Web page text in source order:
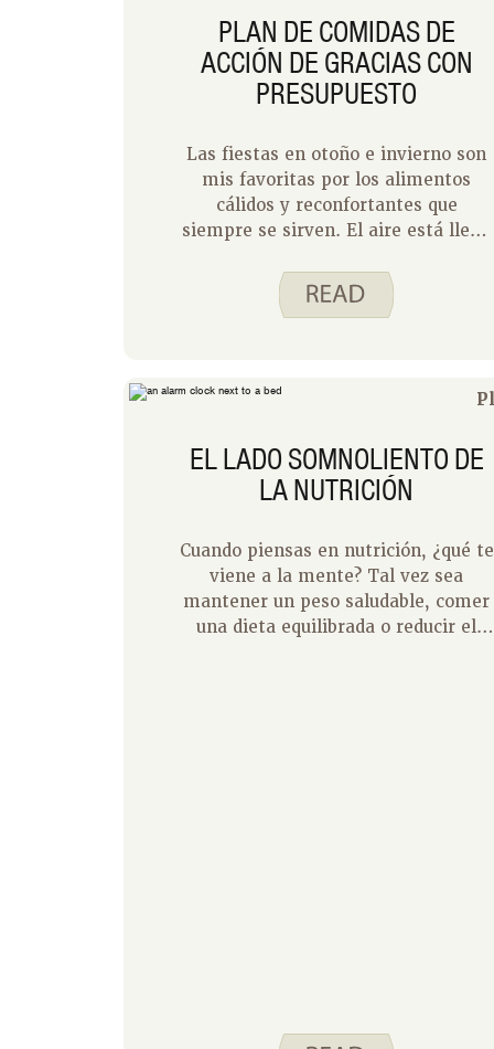
PLAN DE COMIDAS DE
ACCIÓN DE GRACIAS CON
PRESUPUESTO
Las fiestas en otoño e invierno son
mis favoritas por los alimentos
cálidos y reconfortantes que
siempre se sirven. El aire está lleno
aroma de una o dos tartas.
EL LADO SOMNOLIENTO DE
LA NUTRICIÓN
Cuando piensas en nutrición, ¿qué te
viene a la mente? Tal vez sea
mantener un peso saludable, comer
una dieta equilibrada o reducir el